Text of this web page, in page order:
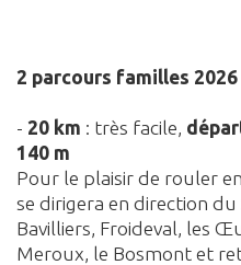
2 parcours familles 2026
- 20 km : très facile,
140 m
Pour le plaisir de rouler
se dirigera en direction
Bavilliers, Froideval, les
Meroux, le Bosmont et